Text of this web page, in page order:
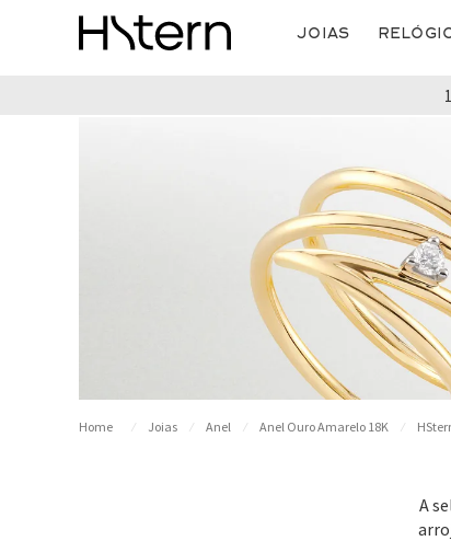
Joias
Joias Anel Anel Ouro Amarelo 18K
A